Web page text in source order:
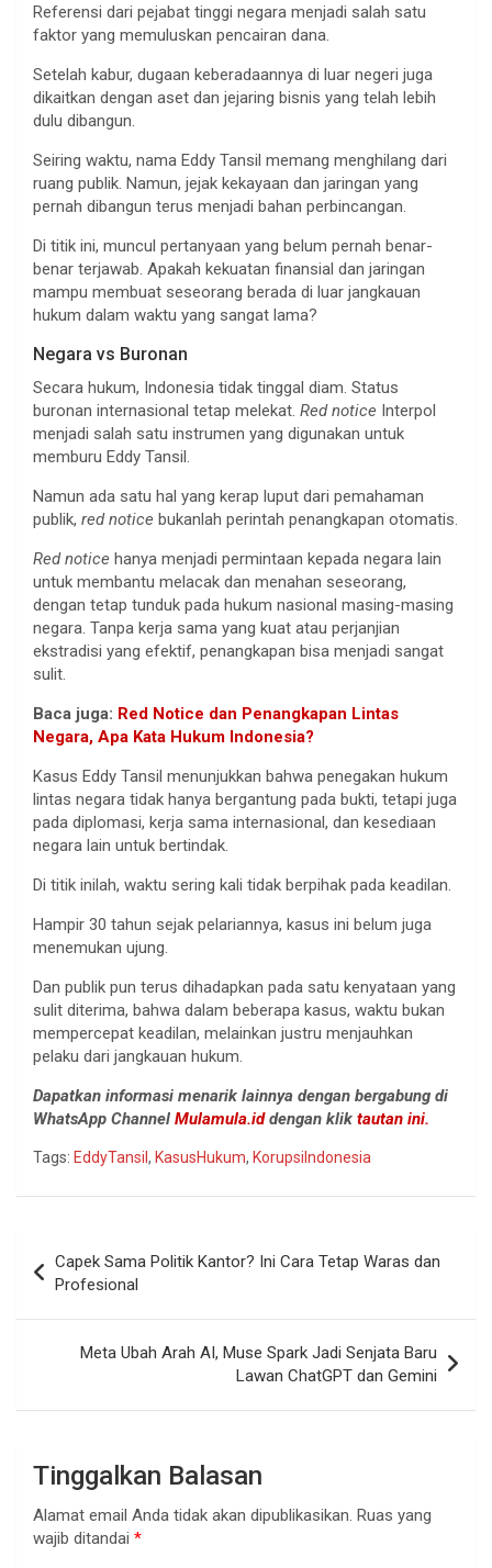
Referensi dari pejabat tinggi negara menjadi salah satu
faktor yang memuluskan pencairan dana.
Setelah kabur, dugaan keberadaannya di luar negeri juga
dikaitkan dengan aset dan jejaring bisnis yang telah lebih
dulu dibangun.
Seiring waktu, nama Eddy Tansil memang menghilang dari
ruang publik. Namun, jejak kekayaan dan jaringan yang
pernah dibangun terus menjadi bahan perbincangan.
Di titik ini, muncul pertanyaan yang belum pernah benar-
benar terjawab. Apakah kekuatan finansial dan jaringan
mampu membuat seseorang berada di luar jangkauan
hukum dalam waktu yang sangat lama?
Negara vs Buronan
Secara hukum, Indonesia tidak tinggal diam. Status
buronan internasional tetap melekat. Red notice Interpol
menjadi salah satu instrumen yang digunakan untuk
memburu Eddy Tansil.
Namun ada satu hal yang kerap luput dari pemahaman
publik, red notice bukanlah perintah penangkapan otomatis.
Red notice hanya menjadi permintaan kepada negara lain
untuk membantu melacak dan menahan seseorang,
dengan tetap tunduk pada hukum nasional masing-masing
negara. Tanpa kerja sama yang kuat atau perjanjian
ekstradisi yang efektif, penangkapan bisa menjadi sangat
sulit.
Baca juga: Red Notice dan Penangkapan Lintas
Negara, Apa Kata Hukum Indonesia?
Kasus Eddy Tansil menunjukkan bahwa penegakan hukum
lintas negara tidak hanya bergantung pada bukti, tetapi juga
pada diplomasi, kerja sama internasional, dan kesediaan
negara lain untuk bertindak.
Di titik inilah, waktu sering kali tidak berpihak pada keadilan.
Hampir 30 tahun sejak pelariannya, kasus ini belum juga
menemukan ujung.
Dan publik pun terus dihadapkan pada satu kenyataan yang
sulit diterima, bahwa dalam beberapa kasus, waktu bukan
mempercepat keadilan, melainkan justru menjauhkan
pelaku dari jangkauan hukum.
Dapatkan informasi menarik lainnya dengan bergabung di
WhatsApp Channel Mulamula.iddengan klik tautan ini.
Tags: EddyTansil , KasusHukum, KorupsiIndonesia
pos
Capek Sama Politik Kantor? Ini Cara Tetap Waras dan
Profesional
Meta Ubah Arah AI, Muse Spark Jadi Senjata Baru
Lawan ChatGPT dan Gemini
Tinggalkan Balasan
Alamat email Anda tidak akan dipublikasikan. Ruas yang
wajib ditandai *